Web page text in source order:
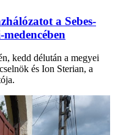
a Sebes-
kedd délután a megyei
és Ion Sterian, a